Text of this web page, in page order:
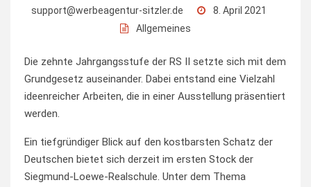
support@werbeagentur-sitzler.de
8. April 2021
Allgemeines
Die zehnte Jahrgangsstufe der RS II setzte sich mit dem
Grundgesetz auseinander. Dabei entstand eine Vielzahl
ideenreicher Arbeiten, die in einer Ausstellung präsentiert
werden.
Ein tiefgründiger Blick auf den kostbarsten Schatz der
Deutschen bietet sich derzeit im ersten Stock der
Siegmund-Loewe-Realschule. Unter dem Thema